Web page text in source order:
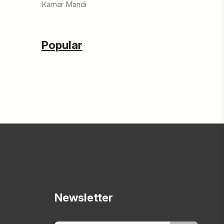
Kamar Mandi
Popular
Newsletter